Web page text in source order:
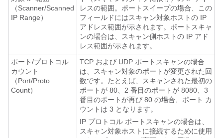
（Scanner/Scanned
IP Range）
レスの範囲。ポートスイープの場合、この
フィールドにはスキャン対象ホストの IP
アドレス範囲が示されます。ポートスキャ
ンの場合は、スキャン側ホストの IP アド
レス範囲が示されます。
ポート/プロトコル
カウント
（Port/Proto
Count）
TCP および UDP ポートスキャンの場合
は、スキャン対象のポートが変更された回
数です。たとえば、スキャンされた最初の
ポートが 80、2 番目のポートが 8080、3
番目のポートが再び 80 の場合、ポート カ
ウントは 3 となります。
IP プロトコル ポートスキャンの場合は、
スキャン対象ホストに接続するために使用